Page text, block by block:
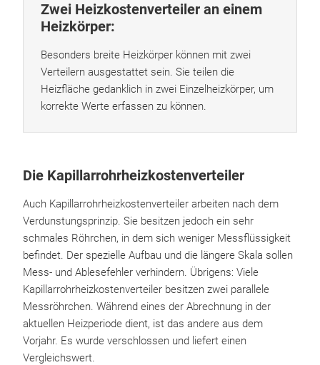
Zwei Heizkostenverteiler an einem
Heizkörper:
Besonders breite Heizkörper können mit zwei
Verteilern ausgestattet sein. Sie teilen die
Heizfläche gedanklich in zwei Einzelheizkörper, um
korrekte Werte erfassen zu können.
Die Kapillarrohrheizkostenverteiler
Auch Kapillarrohrheizkostenverteiler arbeiten nach dem
Verdunstungsprinzip. Sie besitzen jedoch ein sehr
schmales Röhrchen, in dem sich weniger Messflüssigkeit
befindet. Der spezielle Aufbau und die längere Skala sollen
Mess- und Ablesefehler verhindern. Übrigens: Viele
Kapillarrohrheizkostenverteiler besitzen zwei parallele
Messröhrchen. Während eines der Abrechnung in der
aktuellen Heizperiode dient, ist das andere aus dem
Vorjahr. Es wurde verschlossen und liefert einen
Vergleichswert.